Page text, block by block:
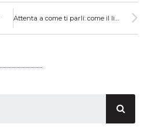
Attenta a come ti parli: come il linguaggio impatta sul tuo stile